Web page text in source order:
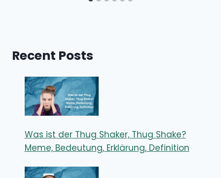
Recent Posts
Was ist der Thug Shaker, Thug Shake?
Meme, Bedeutung, Erklärung, Definition